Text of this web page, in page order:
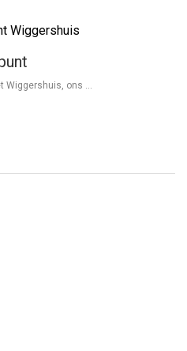
Wiggershuis
Wiggershuis, ons …